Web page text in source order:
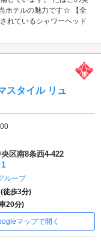
ホテルの魅力です☆ 【全
れているシャワーヘッド
スタイル リュ
星のうち5
区南8条西4-422
ープ
徒歩3分)
20分)
マップで開く